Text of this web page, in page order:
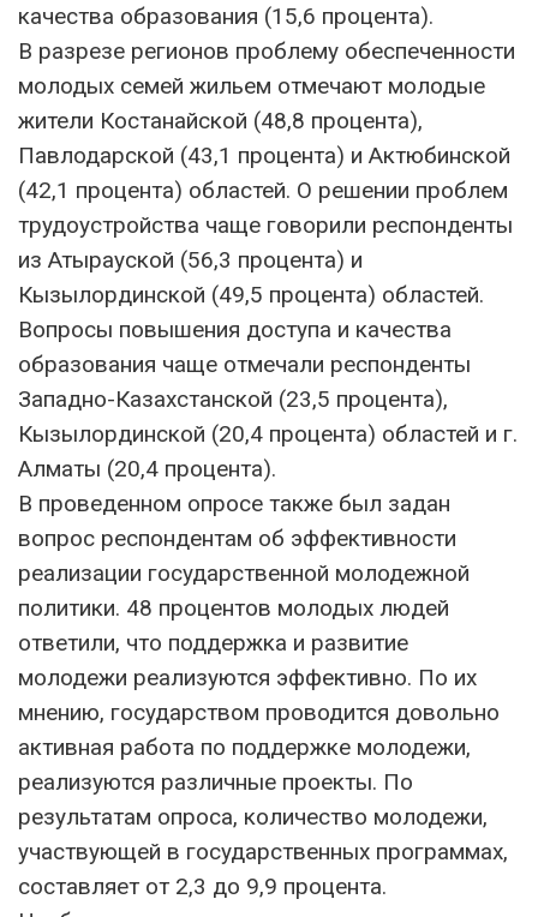
качества образования (15,6 процента).
В разрезе регионов проблему обеспеченности
молодых семей жильем отмечают молодые
жители Костанайской (48,8 процента),
Павлодарской (43,1 процента) и Актюбинской
(42,1 процента) областей. О решении проблем
трудоустройства чаще говорили респонденты
из Атырауской (56,3 процента) и
Кызылординской (49,5 процента) областей.
Вопросы повышения доступа и качества
образования чаще отмечали респонденты
Западно-Казахстанской (23,5 процента),
Кызылординской (20,4 процента) областей и г.
Алматы (20,4 процента).
В проведенном опросе также был задан
вопрос респондентам об эффективности
реализации государственной молодежной
политики. 48 процентов молодых людей
ответили, что поддержка и развитие
молодежи реализуются эффективно. По их
мнению, государством проводится довольно
активная работа по поддержке молодежи,
реализуются различные проекты. По
результатам опроса, количество молодежи,
участвующей в государственных программах,
составляет от 2,3 до 9,9 процента.